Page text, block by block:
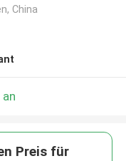
China
Preis für